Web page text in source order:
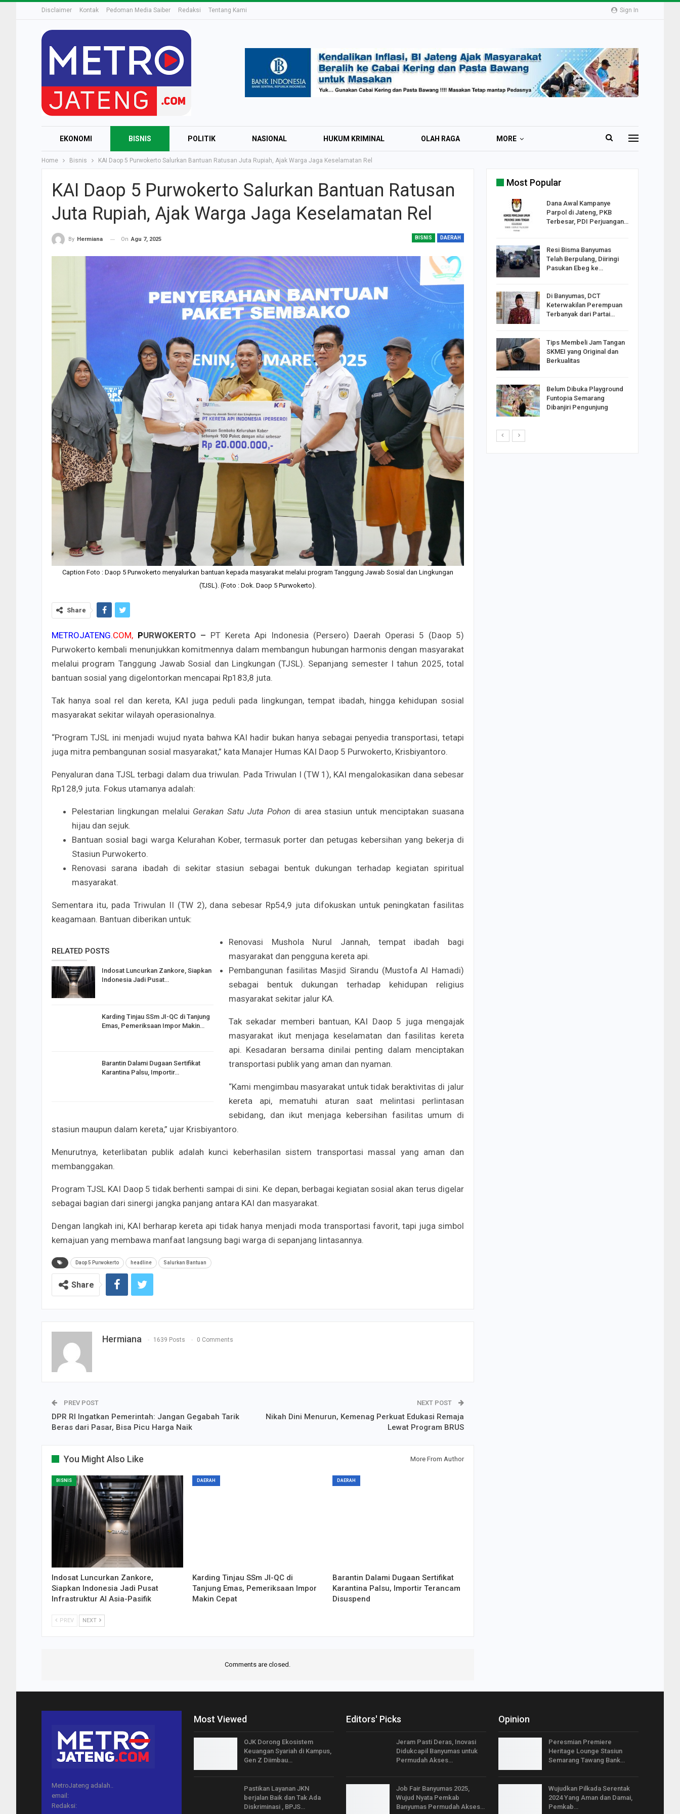
Sign In
Disclaimer Kontak Pedoman Media Saiber Redaksi Tentang Kami
EKONOMI BISNIS POLITIK NASIONAL HUKUM KRIMINAL OLAH RAGA MORE
Home Bisnis KAI Daop 5 Purwokerto Salurkan Bantuan Ratusan Juta Rupiah, Ajak Warga Jaga Keselamatan Rel
KAI Daop 5 Purwokerto Salurkan Bantuan Ratusan
Juta Rupiah, Ajak Warga Jaga Keselamatan Rel
BISNIS DAERAH
By Hermiana On Agu 7, 2025
Caption Foto : Daop 5 Purwokerto menyalurkan bantuan kepada masyarakat melalui program Tanggung Jawab Sosial dan Lingkungan
(TJSL). (Foto : Dok. Daop 5 Purwokerto).
Share
METROJATENG.COM, PURWOKERTO – PT Kereta Api Indonesia (Persero) Daerah Operasi 5 (Daop 5)
Purwokerto kembali menunjukkan komitmennya dalam membangun hubungan harmonis dengan masyarakat
melalui program Tanggung Jawab Sosial dan Lingkungan (TJSL). Sepanjang semester I tahun 2025, total
bantuan sosial yang digelontorkan mencapai Rp183,8 juta.
Tak hanya soal rel dan kereta, KAI juga peduli pada lingkungan, tempat ibadah, hingga kehidupan sosial
masyarakat sekitar wilayah operasionalnya.
“Program TJSL ini menjadi wujud nyata bahwa KAI hadir bukan hanya sebagai penyedia transportasi, tetapi
juga mitra pembangunan sosial masyarakat,” kata Manajer Humas KAI Daop 5 Purwokerto, Krisbiyantoro.
Penyaluran dana TJSL terbagi dalam dua triwulan. Pada Triwulan I (TW 1), KAI mengalokasikan dana sebesar
Rp128,9 juta. Fokus utamanya adalah:
Pelestarian lingkungan melalui Gerakan Satu Juta Pohon di area stasiun untuk menciptakan suasana
hijau dan sejuk.
Bantuan sosial bagi warga Kelurahan Kober, termasuk porter dan petugas kebersihan yang bekerja di
Stasiun Purwokerto.
Renovasi sarana ibadah di sekitar stasiun sebagai bentuk dukungan terhadap kegiatan spiritual
masyarakat.
Sementara itu, pada Triwulan II (TW 2), dana sebesar Rp54,9 juta difokuskan untuk peningkatan fasilitas
keagamaan. Bantuan diberikan untuk:
RELATED POSTS
Indosat Luncurkan Zankore, Siapkan
Indonesia Jadi Pusat…
Karding Tinjau SSm JI-QC di Tanjung
Emas, Pemeriksaan Impor Makin…
Barantin Dalami Dugaan Sertifikat
Karantina Palsu, Importir…
Renovasi Mushola Nurul Jannah, tempat ibadah bagi
masyarakat dan pengguna kereta api.
Pembangunan fasilitas Masjid Sirandu (Mustofa Al Hamadi)
sebagai bentuk dukungan terhadap kehidupan religius
masyarakat sekitar jalur KA.
Tak sekadar memberi bantuan, KAI Daop 5 juga mengajak
masyarakat ikut menjaga keselamatan dan fasilitas kereta
api. Kesadaran bersama dinilai penting dalam menciptakan
transportasi publik yang aman dan nyaman.
“Kami mengimbau masyarakat untuk tidak beraktivitas di jalur
kereta api, mematuhi aturan saat melintasi perlintasan
sebidang, dan ikut menjaga kebersihan fasilitas umum di
stasiun maupun dalam kereta,” ujar Krisbiyantoro.
Menurutnya, keterlibatan publik adalah kunci keberhasilan sistem transportasi massal yang aman dan
membanggakan.
Program TJSL KAI Daop 5 tidak berhenti sampai di sini. Ke depan, berbagai kegiatan sosial akan terus digelar
sebagai bagian dari sinergi jangka panjang antara KAI dan masyarakat.
Dengan langkah ini, KAI berharap kereta api tidak hanya menjadi moda transportasi favorit, tapi juga simbol
kemajuan yang membawa manfaat langsung bagi warga di sepanjang lintasannya.
Daop 5 Purwokerto headline Salurkan Bantuan
Share
Hermiana 1639 Posts 0 Comments
PREV POST
DPR RI Ingatkan Pemerintah: Jangan Gegabah Tarik
Beras dari Pasar, Bisa Picu Harga Naik
NEXT POST
Nikah Dini Menurun, Kemenag Perkuat Edukasi Remaja
Lewat Program BRUS
You Might Also Like More From Author
BISNIS
Indosat Luncurkan Zankore,
Siapkan Indonesia Jadi Pusat
Infrastruktur AI Asia-Pasifik
DAERAH
Karding Tinjau SSm JI-QC di
Tanjung Emas, Pemeriksaan Impor
Makin Cepat
DAERAH
Barantin Dalami Dugaan Sertifikat
Karantina Palsu, Importir Terancam
Disuspend
PREV NEXT
Comments are closed.
Most Popular
Irsyad Purwokerto:
Rayakan Kemerdekaan
RI Dapil Jateng VIII, PDIP
Perjuangan…
Peringatan UHC 2025,
Pemerintah–BPJS
Resmikan Pasar Johar
Semarang, Jokowi Minta
Dijaga Bersama
Dirut PLN Ungkap Langkah
Nyata Pencapaian Net
Zero Emission di…
Dana Awal Kampanye
Parpol di Jateng, PKB
Terbesar, PDI Perjuangan…
Resi Bisma Banyumas
Telah Berpulang, Diiringi
Pasukan Ebeg ke…
Di Banyumas, DCT
Keterwakilan Perempuan
Terbanyak dari Partai…
Tips Membeli Jam Tangan
SKMEI yang Original dan
Berkualitas
Belum Dibuka Playground
Funtopia Semarang
Dibanjiri Pengunjung
MetroJateng adalah..
email:
Redaksi:
Most Viewed
OJK Dorong Ekosistem
Keuangan Syariah di Kampus,
Gen Z Diimbau…
Pastikan Layanan JKN
berjalan Baik dan Tak Ada
Diskriminasi , BPJS…
Editors' Picks
Jeram Pasti Deras, Inovasi
Didukcapil Banyumas untuk
Permudah Akses…
Job Fair Banyumas 2025,
Wujud Nyata Pemkab
Banyumas Permudah Akses…
Opinion
Peresmian Premiere
Heritage Lounge Stasiun
Semarang Tawang Bank…
Wujudkan Pilkada Serentak
2024 Yang Aman dan Damai,
Pemkab…